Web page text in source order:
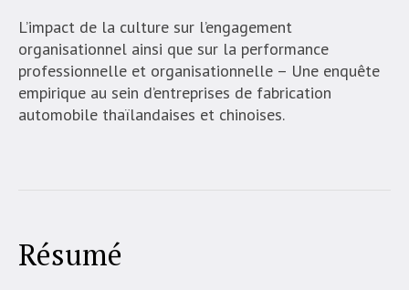
L’impact de la culture sur l’engagement
organisationnel ainsi que sur la performance
professionnelle et organisationnelle – Une enquête
empirique au sein d’entreprises de fabrication
automobile thaïlandaises et chinoises.
Résumé